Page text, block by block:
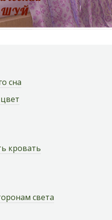
сна
кровать
света